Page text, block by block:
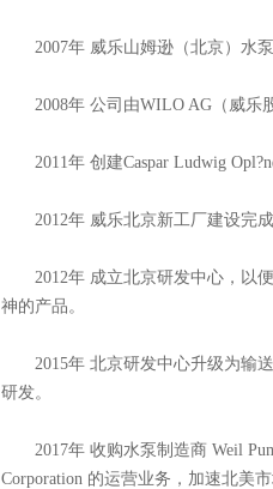
2007年 威乐山姆逊（北京）水泵
2008年 公司由WILO AG（威乐股
2011年 创建Caspar Ludwig
2012年 威乐北京新工厂建设完成
2012年 成立北京研发中心，以便
神的产品。
2015年 北京研发中心升级为输送
研发。
2017年 收购水泵制造商 Weil
Corporation 的运营业务，加速北美市